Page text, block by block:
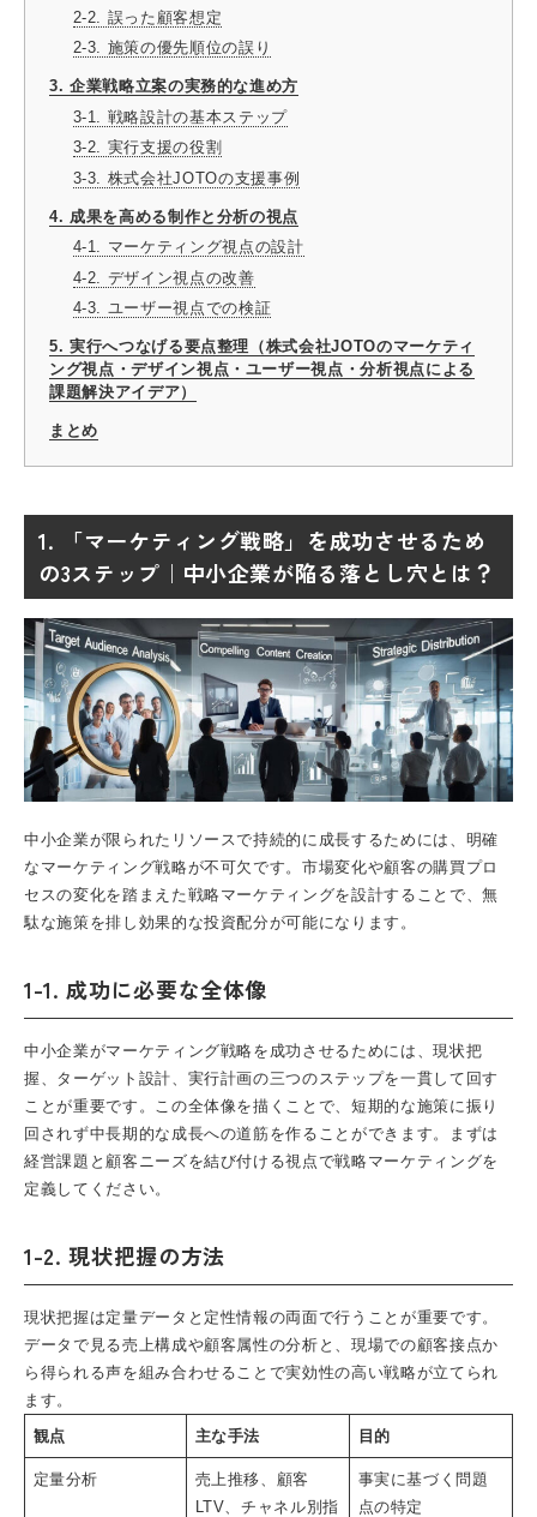
2-2. 誤った顧客想定
2-3. 施策の優先順位の誤り
3. 企業戦略立案の実務的な進め方
3-1. 戦略設計の基本ステップ
3-2. 実行支援の役割
3-3. 株式会社JOTOの支援事例
4. 成果を高める制作と分析の視点
4-1. マーケティング視点の設計
4-2. デザイン視点の改善
4-3. ユーザー視点での検証
5. 実行へつなげる要点整理（株式会社JOTOのマーケティ
ング視点・デザイン視点・ユーザー視点・分析視点による
課題解決アイデア）
まとめ
1. 「マーケティング戦略」を成功させるため
の3ステップ｜中小企業が陥る落とし穴とは？
中小企業が限られたリソースで持続的に成長するためには、明確
なマーケティング戦略が不可欠です。市場変化や顧客の購買プロ
セスの変化を踏まえた戦略マーケティングを設計することで、無
駄な施策を排し効果的な投資配分が可能になります。
1-1. 成功に必要な全体像
中小企業がマーケティング戦略を成功させるためには、現状把
握、ターゲット設計、実行計画の三つのステップを一貫して回す
ことが重要です。この全体像を描くことで、短期的な施策に振り
回されず中長期的な成長への道筋を作ることができます。まずは
経営課題と顧客ニーズを結び付ける視点で戦略マーケティングを
定義してください。
1-2. 現状把握の方法
現状把握は定量データと定性情報の両面で行うことが重要です。
データで見る売上構成や顧客属性の分析と、現場での顧客接点か
ら得られる声を組み合わせることで実効性の高い戦略が立てられ
ます。
観点
主な手法 目的
定量分析
売上推移、顧客
LTV、チャネル別指
事実に基づく問題
点の特定